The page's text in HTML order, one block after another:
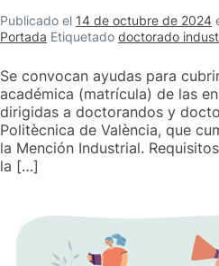
Publicado el 14 de octubre de 2024
Portada Etiquetado doctorado
Se convocan ayudas para
académica (matrícula) de las
dirigidas a doctorandos y
Politècnica de València, que
la Mención Industrial.
la […]